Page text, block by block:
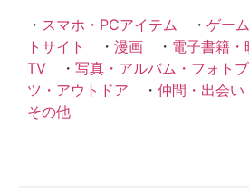
・ スマホ・PCアイテム ・ ゲーム
トサイト
・ 漫画 ・ 電子書籍・
TV ・ 写真・アルバム・フォト
ツ・アウトドア ・ 仲間・出会い
その他